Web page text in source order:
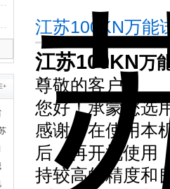
江苏100KN万能
江苏100KN万
尊敬的客户：
您好！承蒙您选
感谢。在使用本
后，再开机使用
持较高的精度和